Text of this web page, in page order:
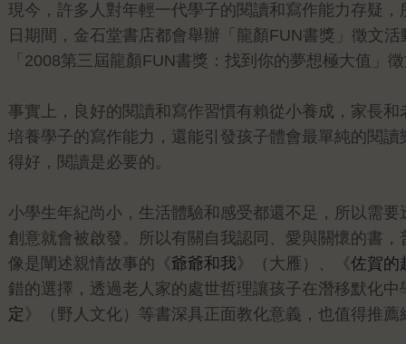
現今，許多人對年輕一代學子的閱讀和寫作能力存疑
日期間，金石堂書店都會舉辦「龍顏FUN書獎」徵文
「2008第三屆龍顏FUN書獎：找到你的夢想極大值」
事實上，良好的閱讀和寫作習慣有賴從小養成，家長
培養學子的寫作能力，還能引發孩子體會最單純的閱
得好，閱讀是必要的。
小學生年紀尚小，生活體驗和感受都還不足，所以需
創意就會被啟發。所以有關自我認同、愛與關懷的書
像是闡述親情故事的《爺爺和我》（大雁）、《佐賀的
錯的選擇，透過老人家的處世哲理讓孩子在潛移默化
定 》（野人文化）等書深具正面教化意義，也值得推薦